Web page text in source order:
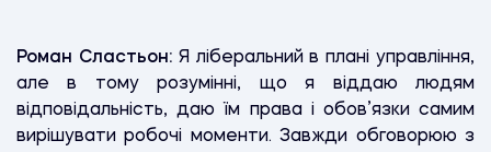
Роман Сластьон: Я ліберальний в плані управління,
але в тому розумінні, що я віддаю людям
відповідальність, даю їм права і обов’язки самим
вирішувати робочі моменти. Завжди обговорюю з